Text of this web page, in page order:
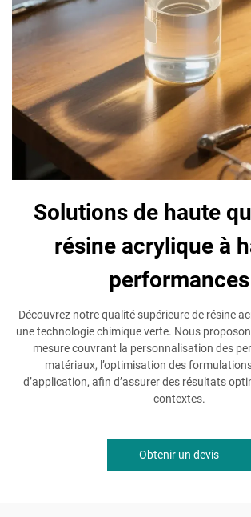
Solutions de haute
résine acrylique à
performances
Découvrez notre qualité supérieure de résine
une technologie chimique verte. Nous
mesure couvrant la personnalisation des
matériaux, l’optimisation des
d’application, afin d’assurer des résultats
contextes.
Obtenir un devis